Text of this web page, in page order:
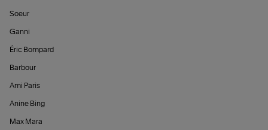
Soeur
Ganni
Éric Bompard
Barbour
Ami Paris
Anine Bing
Max Mara